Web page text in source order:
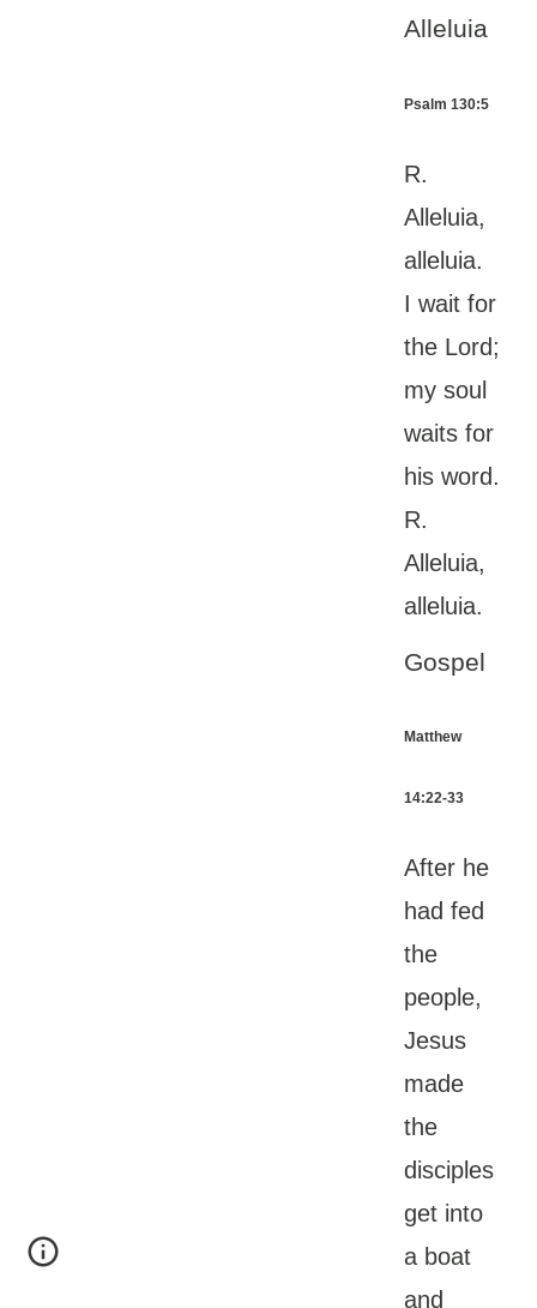
Alleluia
Psalm 130:5
R.
Alleluia,
alleluia.
I wait for
the Lord;
my soul
waits for
his word.
R.
Alleluia,
alleluia.
Gospel
Matthew
14:22-33
After he
had fed
the
people,
Jesus
made
the
disciples
get into
a boat
and